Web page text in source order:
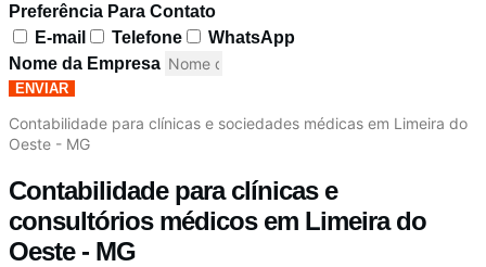
Preferência Para Contato
E-mail
Telefone
WhatsApp
Nome da Empresa
ENVIAR
Contabilidade para clínicas e sociedades médicas em Limeira do
Oeste - MG
Contabilidade para clínicas e
consultórios médicos em Limeira do
Oeste - MG